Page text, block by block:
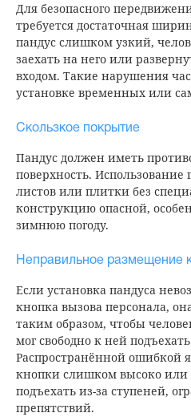
Для безопасного
требуется достаточная
пандус слишком узкий,
заехать на него или
входом. Такие нарушения
установке временных или
Скользкое покрытие
Пандус должен иметь
поверхность. Использование
листов или плитки без
конструкцию опасной,
зимнюю погоду.
Неправильное размещение
Если установка пандуса
кнопка вызова персонала,
таким образом, чтобы
мог свободно к ней
Распространённой ошибкой
кнопки слишком высоко или
подъехать из-за ступеней,
препятствий.